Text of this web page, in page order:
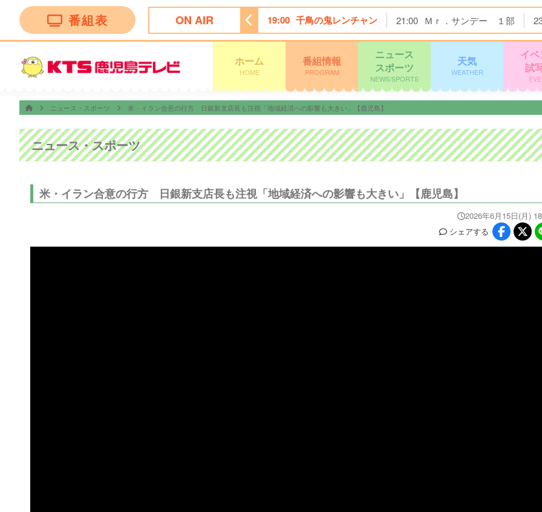
番組表 ON AIR
天気予報 18:00 ちびまる子ちゃん 18:30 サザエさん 19:00 千鳥の鬼レンチャン 21:00 Ｍｒ．サンデー １部
ホーム
HOME
番組情報
PROGRAM
ニュース
スポーツ
NEWS/SPORTS
天気
WEATHER
イ
試
ニュース・スポーツ 米・イラン合意の行方 日銀新支店長も注視「地域経済への影響も大きい」【鹿児島】
ニュース・スポーツ
米・イラン合意の行方 日銀新支店長も注視「地域経済への影響も大きい」【鹿児島】
2026年6月15日(月)
シェアする